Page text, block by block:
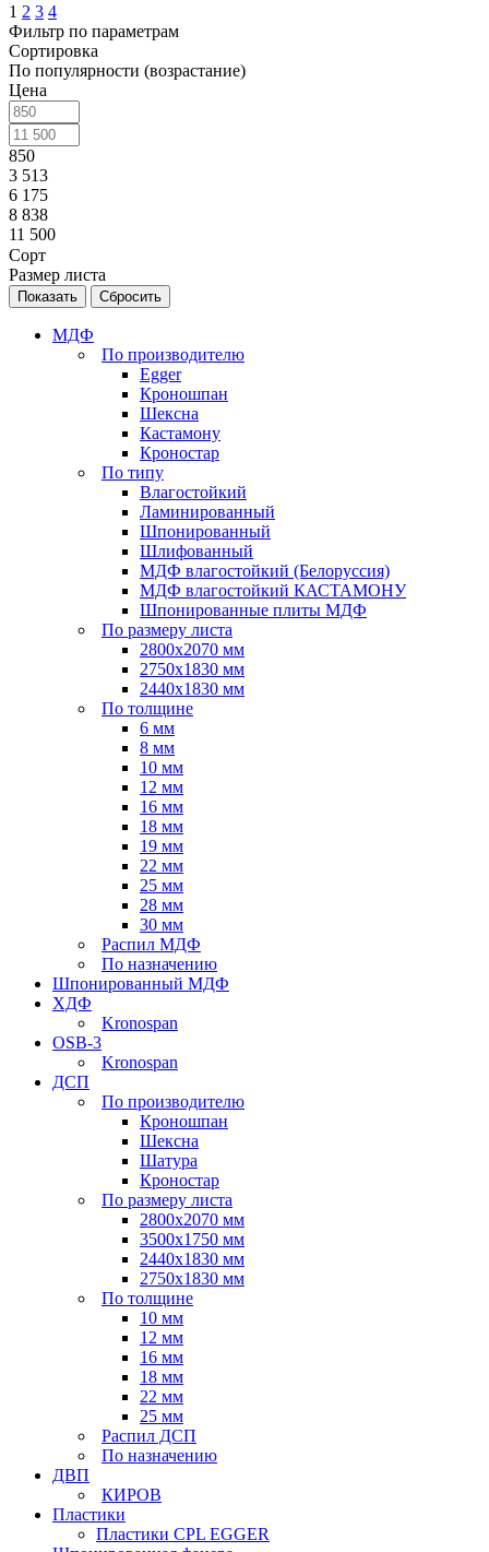
1 2 3 4
Фильтр по параметрам
Сортировка
По популярности (возрастание)
Цена
850
3 513
6 175
8 838
11 500
Сорт
Размер листа
Сбросить
МДФ
По производителю
Egger
Кроношпан
Шексна
Кастамону
Кроностар
По типу
Влагостойкий
Ламинированный
Шпонированный
Шлифованный
МДФ влагостойкий (Белоруссия)
МДФ влагостойкий КАСТАМОНУ
Шпонированные плиты МДФ
По размеру листа
2800х2070 мм
2750х1830 мм
2440х1830 мм
По толщине
6 мм
8 мм
10 мм
12 мм
16 мм
18 мм
19 мм
22 мм
25 мм
28 мм
30 мм
Распил МДФ
По назначению
Шпонированный МДФ
ХДФ
Kronospan
OSB-3
Kronospan
ДСП
По производителю
Кроношпан
Шексна
Шатура
Кроностар
По размеру листа
2800х2070 мм
3500х1750 мм
2440х1830 мм
2750х1830 мм
По толщине
10 мм
12 мм
16 мм
18 мм
22 мм
25 мм
Распил ДСП
По назначению
ДВП
КИРОВ
Пластики
Пластики CPL EGGER